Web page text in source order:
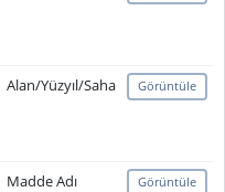
Alan/Yüzyıl/Saha Görüntüle
Madde Adı Görüntüle